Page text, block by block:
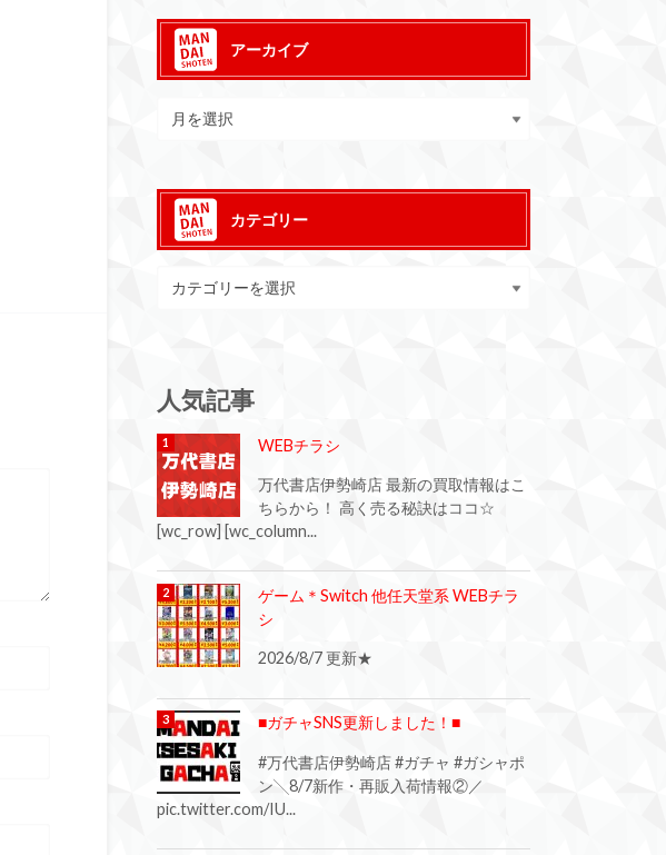
アーカイブ
カテゴリー
人気記事
WEBチラシ
万代書店伊勢崎店 最新の買取情報はこ
ちらから！ 高く売る秘訣はココ☆
[wc_row] [wc_column...
ゲーム＊Switch 他任天堂系 WEBチラ
シ
2026/8/7 更新★
■ガチャSNS更新しました！■
#万代書店伊勢崎店 #ガチャ #ガシャポ
ン╲8/7新作・再販入荷情報②／
pic.twitter.com/IU...